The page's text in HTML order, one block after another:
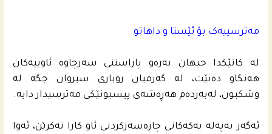
مەترسییەک بۆ ئێستا و داهاتو
لە کاتێکدا جیهان بەرەو پاراستنی سەرچاوە ئاوییەکان
هەنگاو دەنێت، لە گەرمیان روباری سیروان جگە لە
وشکبون، لەبەردەم هەڕەشەی پیسبونێکی مەترسیدار دایە.
ئەگەر بەپەلە یەکەکانی چارەسەرکردنی ئاو کارا نەکرێن، ئەوا